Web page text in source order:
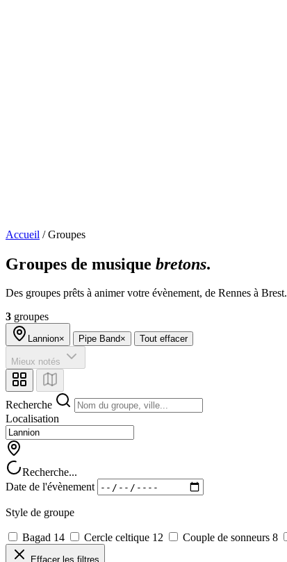
Accueil / Groupes
Groupes de musique bretons.
Des groupes prêts à animer votre évènement, de Rennes à Brest.
3 groupes
Lannion× Pipe Band× Tout effacer
Mieux notés
Recherche
Localisation
Recherche...
Date de l'évènement
Style de groupe
Bagad 14 Cercle celtique 12 Couple de sonneurs 8
Effacer les filtres